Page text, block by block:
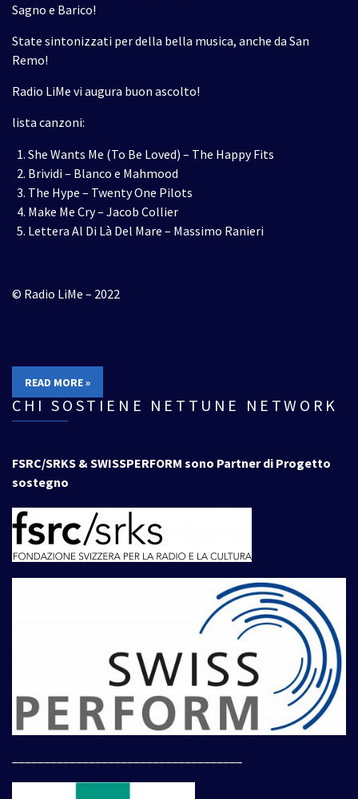
Sagno e Barico!
State sintonizzati per della bella musica, anche da San
Remo!
Radio LiMe vi augura buon ascolto!
lista canzoni:
She Wants Me (To Be Loved) – The Happy Fits
Brividi – Blanco e Mahmood
The Hype – Twenty One Pilots
Make Me Cry – Jacob Collier
Lettera Al Di Là Del Mare – Massimo Ranieri
© Radio LiMe – 2022
READ MORE »
CHI SOSTIENE NETTUNE NETWORK
FSRC/SRKS & SWISSPERFORM sono Partner di Progetto
sostegno